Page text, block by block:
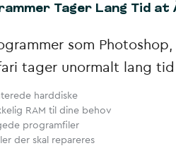
Tager Lang Tid at
som
tager unormalt lang
harddiske
RAM til dine behov
programfiler
der skal repareres